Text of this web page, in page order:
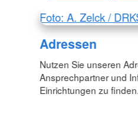
Foto: A. Zelck /
Adressen
Nutzen Sie unseren
Ansprechpartner und
Einrichtungen zu